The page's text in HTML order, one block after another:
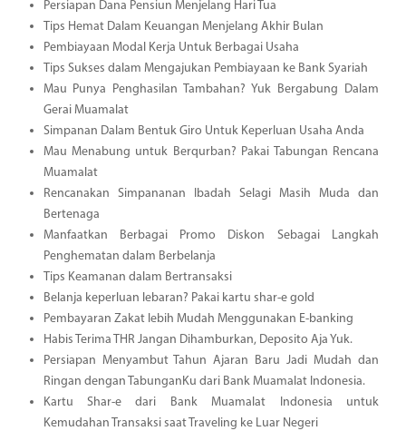
Persiapan Dana Pensiun Menjelang Hari Tua
Tips Hemat Dalam Keuangan Menjelang Akhir Bulan
Pembiayaan Modal Kerja Untuk Berbagai Usaha
Tips Sukses dalam Mengajukan Pembiayaan ke Bank Syariah
Mau Punya Penghasilan Tambahan? Yuk Bergabung Dalam
Gerai Muamalat
Simpanan Dalam Bentuk Giro Untuk Keperluan Usaha Anda
Mau Menabung untuk Berqurban? Pakai Tabungan Rencana
Muamalat
Rencanakan Simpananan Ibadah Selagi Masih Muda dan
Bertenaga
Manfaatkan Berbagai Promo Diskon Sebagai Langkah
Penghematan dalam Berbelanja
Tips Keamanan dalam Bertransaksi
Belanja keperluan lebaran? Pakai kartu shar-e gold
Pembayaran Zakat lebih Mudah Menggunakan E-banking
Habis Terima THR Jangan Dihamburkan, Deposito Aja Yuk.
Persiapan Menyambut Tahun Ajaran Baru Jadi Mudah dan
Ringan dengan TabunganKu dari Bank Muamalat Indonesia.
Kartu Shar-e dari Bank Muamalat Indonesia untuk
Kemudahan Transaksi saat Traveling ke Luar Negeri